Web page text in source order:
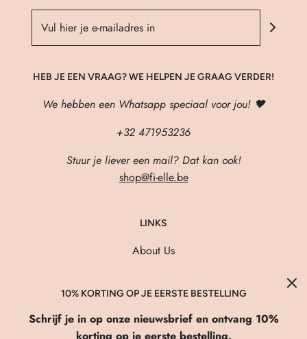
HEB JE EEN VRAAG? WE HELPEN JE GRAAG VERDER!
We hebben een Whatsapp speciaal voor jou! 🖤
+32 471953236
Stuur je liever een mail? Dat kan ook!
shop@fi-elle.be
LINKS
About Us
FAQ
Privacybeleid
10% KORTING OP JE EERSTE BESTELLING
Schrijf je in op onze nieuwsbrief en ontvang 10%